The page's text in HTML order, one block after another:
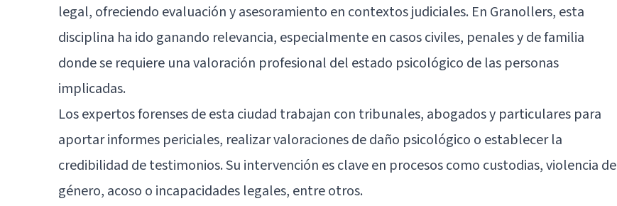
legal, ofreciendo evaluación y asesoramiento en contextos judiciales. En Granollers, esta
disciplina ha ido ganando relevancia, especialmente en casos civiles, penales y de familia
donde se requiere una valoración profesional del estado psicológico de las personas
implicadas.
Los expertos forenses de esta ciudad trabajan con tribunales, abogados y particulares para
aportar informes periciales, realizar valoraciones de daño psicológico o establecer la
credibilidad de testimonios. Su intervención es clave en procesos como custodias, violencia de
género, acoso o incapacidades legales, entre otros.